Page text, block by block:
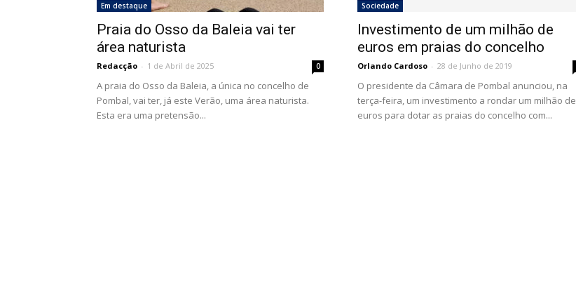
Em destaque
Praia do Osso da Baleia vai ter
área naturista
Redacção - 1 de Abril de 2025 0
A praia do Osso da Baleia, a única no concelho de
Pombal, vai ter, já este Verão, uma área naturista.
Esta era uma pretensão...
Sociedade
Investimento de um milhão de
euros em praias do concelho
Orlando Cardoso - 28 de Junho de 2019
O presidente da Câmara de Pombal anunciou, na
terça-feira, um investimento a rondar um milhão de
euros para dotar as praias do concelho com...